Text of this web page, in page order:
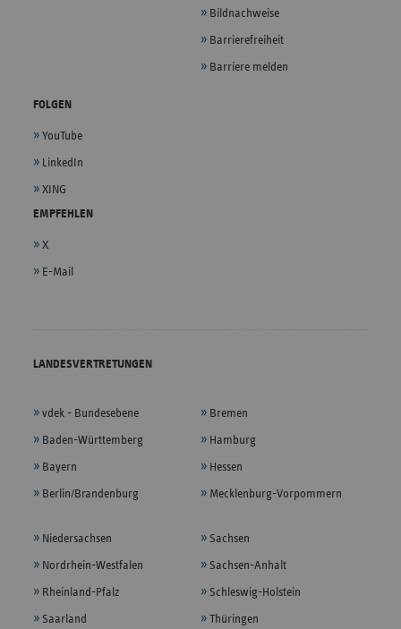
Bildnachweise
Barrierefreiheit
Barriere melden
FOLGEN
YouTube
LinkedIn
XING
EMPFEHLEN
X
E-Mail
LANDESVERTRETUNGEN
vdek - Bundesebene
Baden-Württemberg
Bayern
Berlin/Brandenburg
Bremen
Hamburg
Hessen
Mecklenburg-Vorpommern
Niedersachsen
Nordrhein-Westfalen
Rheinland-Pfalz
Saarland
Sachsen
Sachsen-Anhalt
Schleswig-Holstein
Thüringen